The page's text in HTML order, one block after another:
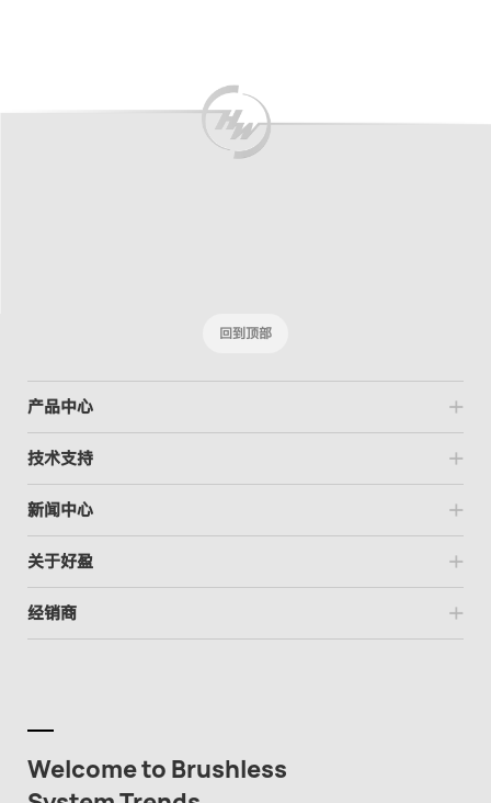
回到顶部
产品中心
技术支持
新闻中心
关于好盈
经销商
Welcome to Brushless